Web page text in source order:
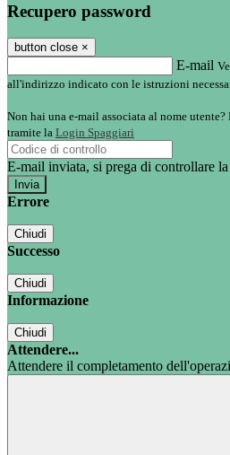
Recupero password
button close ×
E-mail
all'indirizzo indicato con le istruzioni
Non hai una e-mail associata al nome
tramite la Login Spaggiari
E-mail inviata, si prega di controllare
Errore
Chiudi
Successo
Chiudi
Informazione
Chiudi
Attendere...
Attendere il completamento